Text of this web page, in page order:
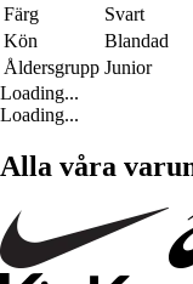
Färg
Svart
Kön
Blandad
Åldersgrupp Junior
Loading...
Loading...
Alla våra